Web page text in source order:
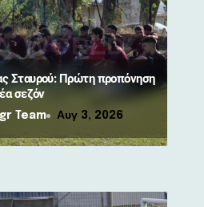
Σταυρού: Πρώτη προπόνηση
σεζόν
Team Αυγ 3, 2026